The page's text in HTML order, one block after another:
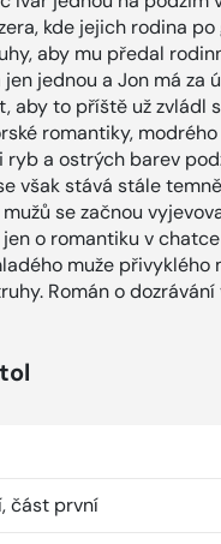
kde jejich rodina
aby mu předal
jednou a Jon má za
aby to příště už zvládl
romantiky,
a ostrých barev
však stává stále
se začnou
jen o romantiku v
muže přivyklého
Román o dozrávání
část první